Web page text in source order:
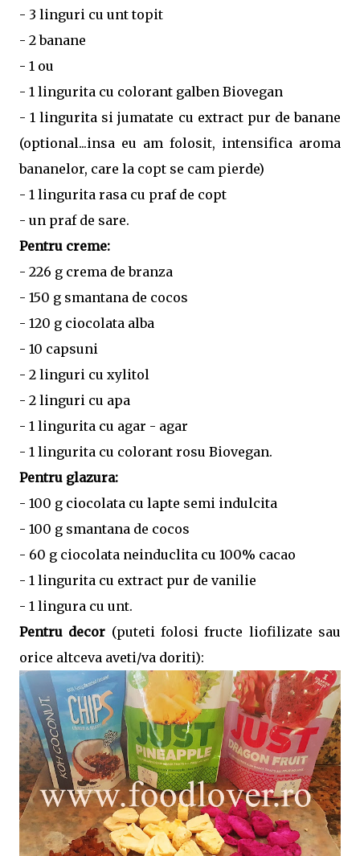
- 3 linguri cu unt topit
- 2 banane
- 1 ou
- 1 lingurita cu colorant galben Biovegan
- 1 lingurita si jumatate cu extract pur de banane
(optional...insa eu am folosit, intensifica aroma
bananelor, care la copt se cam pierde)
- 1 lingurita rasa cu praf de copt
- un praf de sare.
Pentru creme:
- 226 g crema de branza
- 150 g smantana de cocos
- 120 g ciocolata alba
- 10 capsuni
- 2 linguri cu xylitol
- 2 linguri cu apa
- 1 lingurita cu agar - agar
- 1 lingurita cu colorant rosu Biovegan.
Pentru glazura:
- 100 g ciocolata cu lapte semi indulcita
- 100 g smantana de cocos
- 60 g ciocolata neinduclita cu 100% cacao
- 1 lingurita cu extract pur de vanilie
- 1 lingura cu unt.
Pentru decor (puteti folosi fructe liofilizate sau
orice altceva aveti/va doriti):